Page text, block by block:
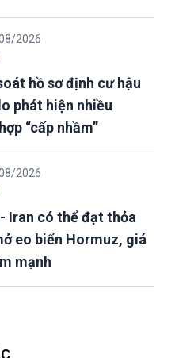
2026
hồ sơ định cư hậu
phát hiện nhiều
“cấp nhầm”
2026
Iran có thể đạt thỏa
eo biển Hormuz, giá
mạnh